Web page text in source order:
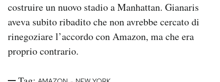
costruire un nuovo stadio a Manhattan. Gianaris
aveva subito ribadito che non avrebbe cercato di
rinegoziare l’accordo con Amazon, ma che era
proprio contrario.